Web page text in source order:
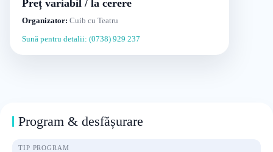
Preț variabil / la cerere
Organizator: Cuib cu Teatru
Sună pentru detalii: (0738) 929 237
Program & desfășurare
TIP PROGRAM